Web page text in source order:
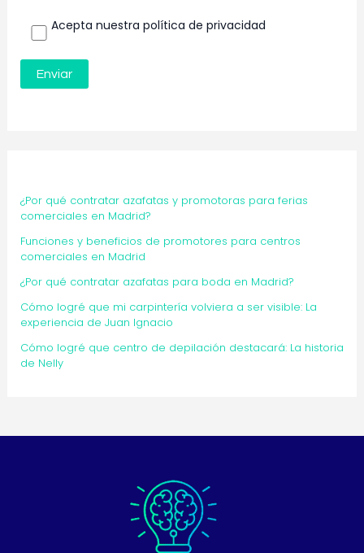
Acepta nuestra política de privacidad
¿Por qué contratar azafatas y promotoras para ferias
comerciales en Madrid?
Funciones y beneficios de promotores para centros
comerciales en Madrid
¿Por qué contratar azafatas para boda en Madrid?
Cómo logré que mi carpintería volviera a ser visible: La
experiencia de Juan Ignacio
Cómo logré que centro de depilación destacará: La historia
de Nelly